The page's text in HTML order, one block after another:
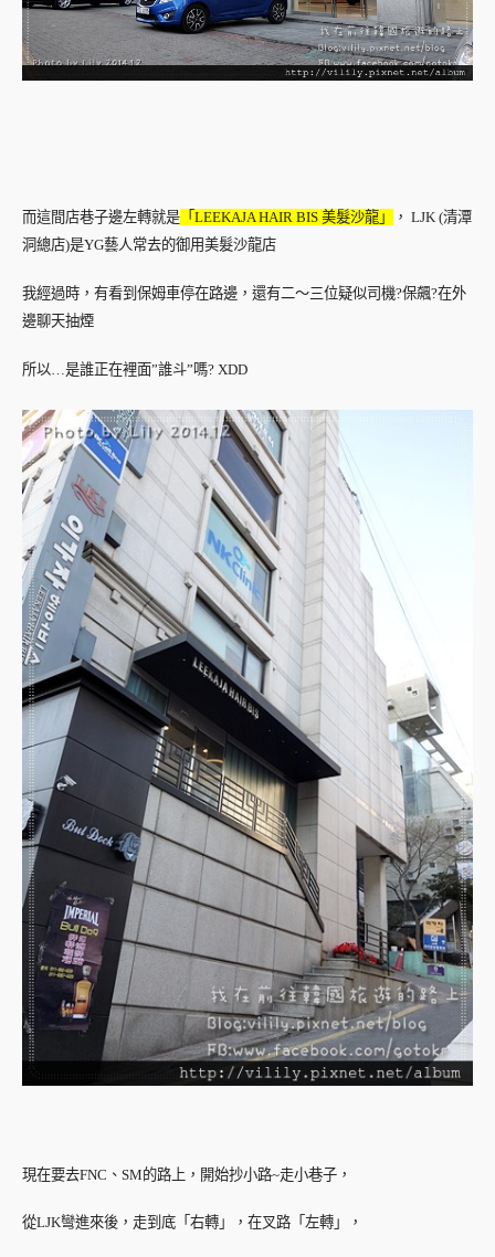
而這間店巷子邊左轉就是 「LEEKAJA HAIR BIS 美髮沙龍」
， LJK (清潭
洞總店)是YG藝人常去的御用美髮沙龍店
我經過時，有看到保姆車停在路邊，還有二～三位疑似司機?保飆?在外
邊聊天抽煙
所以…是誰正在裡面”誰斗”嗎? XDD
現在要去FNC、SM的路上，開始抄小路~走小巷子，
從LJK彎進來後，走到底「右轉」，在叉路「左轉」，